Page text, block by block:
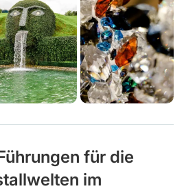
für die
im